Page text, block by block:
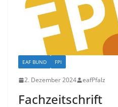
EAF BUND FPI
2. Dezember 2024 eafPfalz
Fachzeitschrift